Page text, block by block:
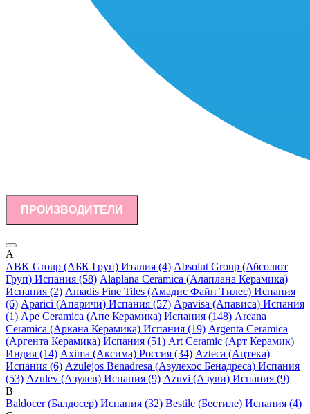
ПРОИЗВОДИТЕЛИ
A
ABK Group (АБК Груп) Италия (4) Absolut Group (Абсолют
Груп) Испания (58) Alaplana Ceramica (Алаплана Керамика)
Испания (2) Amadis Fine Tiles (Амадис Файн Тилес) Испания
(6) Aparici (Апаричи) Испания (57) Apavisa (Апависа) Испания
(1) Ape Ceramica (Апе Керамика) Испания (148) Arcana
Ceramica (Аркана Керамика) Испания (19) Argenta Ceramica
(Аргента Керамика) Испания (51) Art Ceramic (Арт Керамик)
Индия (14) Axima (Аксима) Россия (34) Azteca (Ацтека)
Испания (6) Azulejos Benadresa (Азулехос Бенадреса) Испания
(53) Azulev (Азулев) Испания (9) Azuvi (Азуви) Испания (9)
B
Baldocer (Балдосер) Испания (32) Bestile (Бестиле) Испания (4)